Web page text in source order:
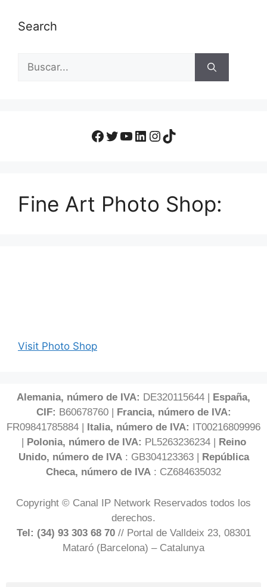
Search
Fine Art Photo Shop:
Visit Photo Shop
Alemania, número de IVA: DE320115644 |
España,
CIF: B60678760 |
Francia, número de IVA:
FR09841785884 |
Italia, número de IVA:
IT00216809996
Polonia, número de IVA: PL5263236234 |
Reino
Unido, número de IVA: GB304123363 |
República
Checa, número de IVA : CZ684635032
Copyright © Canal IP Network Reservados todos los
derechos.
Tel: (34) 93 303 68 70// Portal de Valldeix 23, 08301
Mataró (Barcelona) – Catalunya